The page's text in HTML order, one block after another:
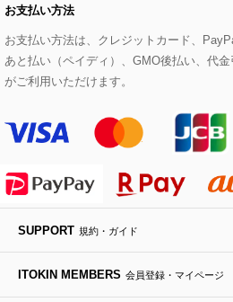
HIROKO BIS GRANDE
ポーチ
傘・日傘
アイウェア
レッグウェア
その他のグッズ・小物
その他のバッグ
その他のシューズ
その他のアートフラワー
お支払い方法
お支払い方法は、クレジットカード、
あと払い（ペイディ）、GMO後払い、代金
がご利用いただけます。
SUPPORT 規約・ガイド
ITOKIN MEMBERS 会員登録・マイページ